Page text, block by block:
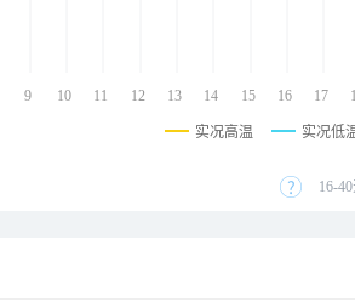
9 10 11 12 13 14 15 16 17
实况高温 实况低
16-